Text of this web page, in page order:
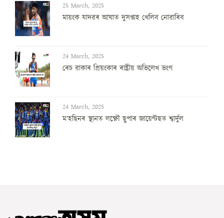
25 March, 2025
মায়ংক যাদৱৰ আঘাত দুসপ্তাহ খেলিব নোৱাৰিব
24 March, 2025
ৰেচ ৱাকাৰ প্ৰিয়ংকাৰ ৰাষ্ট্ৰীয় অভিলেখ ভংগ
24 March, 2025
ম’হছিনৰ স্থানত লক্ষ্ণৌ ছুপাৰ জায়েণ্টছত শ্বাৰ্দুল